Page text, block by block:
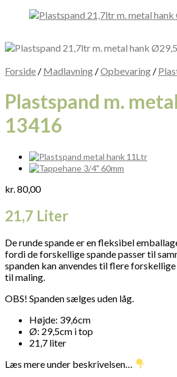
Forside / Madlavning /Opbevaring /
Plastspand m.
13416
kr.80,00
21,7 Liter
De runde spande er en fleksibel
fordi de forskellige spande passer til
spanden kan anvendes til flere
til maling.
OBS! Spanden sælges uden låg.
Højde: 39,6cm
Ø: 29,5cm i top
21,7 liter
Læs mere under beskrivelsen…